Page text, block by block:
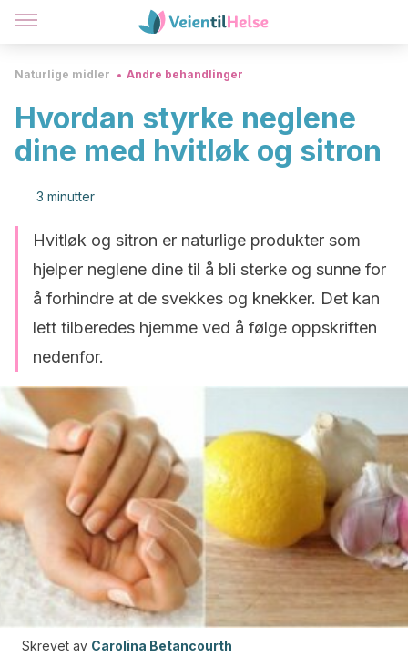
Naturlige midler Andre behandlinger
Hvordan styrke neglene
dine med hvitløk og sitron
3 minutter
Hvitløk og sitron er naturlige produkter som
hjelper neglene dine til å bli sterke og sunne for
å forhindre at de svekkes og knekker. Det kan
lett tilberedes hjemme ved å følge oppskriften
nedenfor.
Skrevet av Carolina Betancourth